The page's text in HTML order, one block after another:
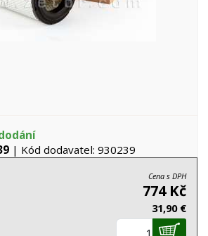
| Kód dodavatel: 930239
Cena s DPH
774 Kč
31,90 €